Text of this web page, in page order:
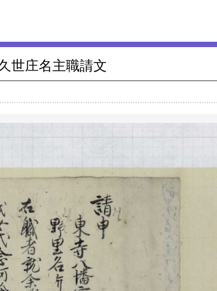
世庄名主職請文